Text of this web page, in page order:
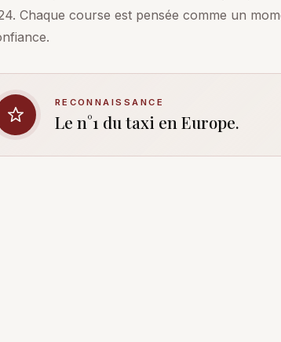
Chaque course est pensée comme un
RECONNAISSANCE
Le n°1 du taxi en Europe.